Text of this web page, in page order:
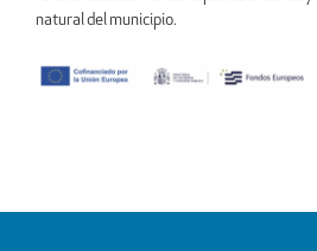
natural del municipio.